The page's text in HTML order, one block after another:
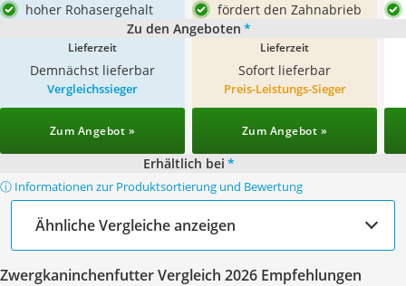
hoher Rohasergehalt
fördert den Zahnabrieb
Zu den Angeboten *
Lieferzeit
Demnächst lieferbar
Lieferzeit
Sofort lieferbar
Vergleichssieger
Zum Angebot »
Preis-Leistungs-Sieger
Zum Angebot »
Erhältlich bei *
ⓘ Informationen zur Produktsortierung und Bewertung
Ähnliche Vergleiche anzeigen
Zwergkaninchenfutter Vergleich 2026 Empfehlungen